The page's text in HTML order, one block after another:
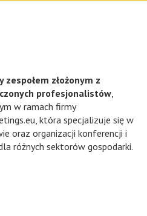
zespołem złożonym z
profesjonalistów
w ramach firmy
która specjalizuje się w
oraz organizacji konferencji i
różnych sektorów gospodarki.